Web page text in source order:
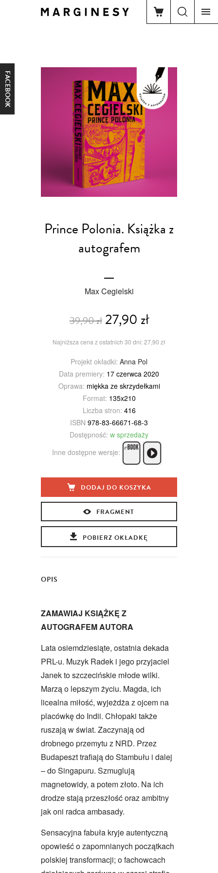
FACEBOOK
Prince Polonia. Książka z
autografem
Max Cegielski
39,90 zł27,90 zł
Najniższa cena z ostatnich 30 dni: 27,90 zł
Projekt okładki: Anna Pol
Data premiery: 17 czerwca 2020
Oprawa: miękka ze skrzydełkami
Format: 135x210
Liczba stron: 416
ISBN 978-83-66671-68-3
Dostępność: w sprzedaży
Inne dostępne wersje:
DODAJ DO KOSZYKA
FRAGMENT
POBIERZ OKŁADKĘ
OPIS
ZAMAWIAJ KSIĄŻKĘ Z
AUTOGRAFEM AUTORA
Lata osiemdziesiąte, ostatnia dekada
PRL-u. Muzyk Radek i jego przyjaciel
Janek to szczecińskie młode wilki.
Marzą o lepszym życiu. Magda, ich
licealna miłość, wyjeżdża z ojcem na
placówkę do Indii. Chłopaki także
ruszają w świat. Zaczynają od
drobnego przemytu z NRD. Przez
Budapeszt trafiają do Stambułu i dalej
– do Singapuru. Szmuglują
magnetowidy, a potem złoto. Na ich
drodze stają przeszłość oraz ambitny
jak oni radca ambasady.
Sensacyjna fabuła kryje autentyczną
opowieść o zapomnianych początkach
polskiej transformacji; o fachowcach